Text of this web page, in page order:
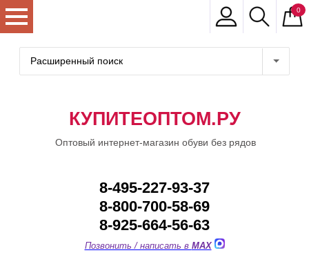
0
Расширенный поиск
КУПИТЕОПТОМ.РУ
Оптовый интернет-магазин обуви без рядов
8-495-227-93-37
8-800-700-58-69
8-925-664-56-63
Позвонить / написать в MAX